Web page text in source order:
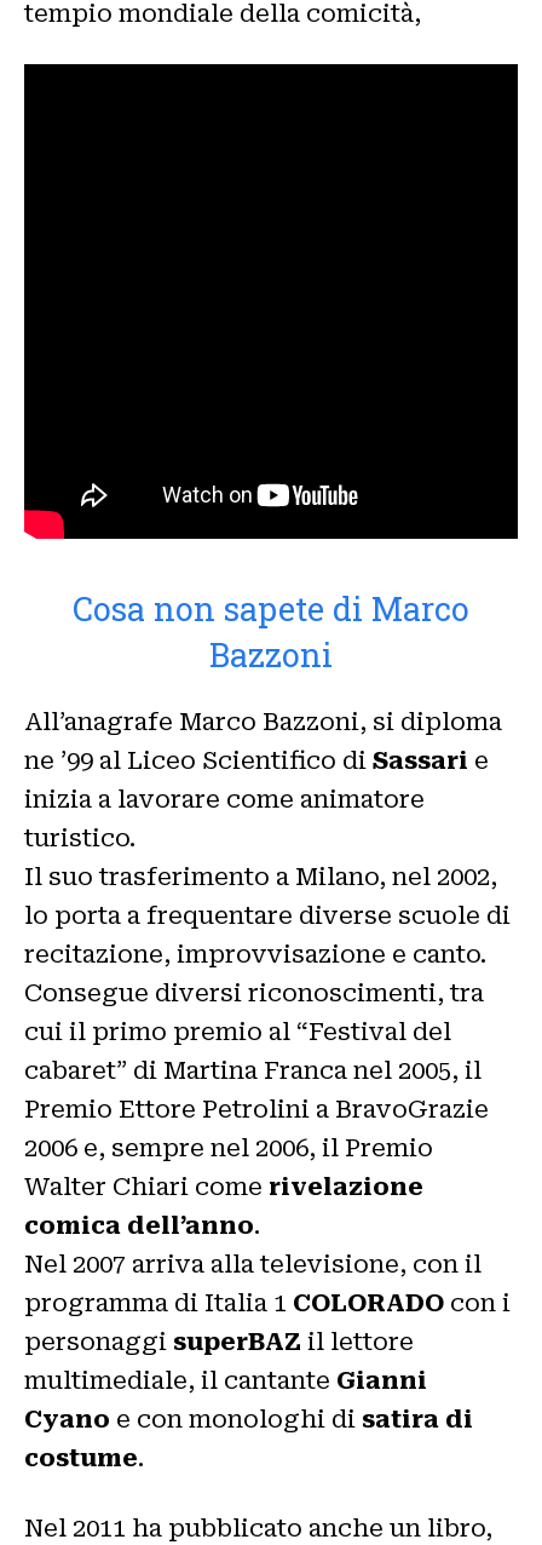
tempio mondiale della comicità,
Cosa non sapete di Marco
Bazzoni
All’anagrafe Marco Bazzoni, si diploma
ne ’99 al Liceo Scientifico di Sassari e
inizia a lavorare come animatore
turistico.
Il suo trasferimento a Milano, nel 2002,
lo porta a frequentare diverse scuole di
recitazione, improvvisazione e canto.
Consegue diversi riconoscimenti, tra
cui il primo premio al “Festival del
cabaret” di Martina Franca nel 2005, il
Premio Ettore Petrolini a BravoGrazie
2006 e, sempre nel 2006, il Premio
Walter Chiari come rivelazione
comica dell’anno.
Nel 2007 arriva alla televisione, con il
programma di Italia 1 COLORADO con i
personaggi superBAZ il lettore
multimediale, il cantante Gianni
Cyano e con monologhi di satira di
costume.​
Nel 2011 ha pubblicato anche un libro,